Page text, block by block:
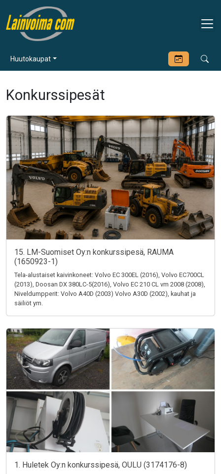
Huutokaupat
Konkurssipesät
15. LM-Suomiset Oy:n konkurssipesä, RAUMA
(1650923-1)
Tela-alustaiset kaivinkoneet: Volvo EC 300EL (2016), Volvo EC700CL
(2013), Doosan DX 380LC-5(2016), Volvo EC 210 CL vm 2008 (2008),
Niveldumpperit: Volvo A40D (2003) Volvo A30D (2002), kauhat ja
säiliöt ym.
1. Huletek Oy:n konkurssipesä, OULU (3174176-8)